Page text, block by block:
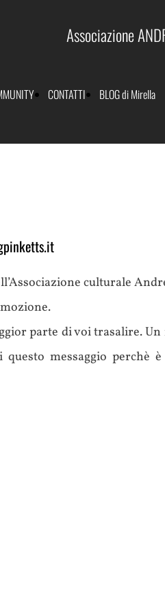
Associazione
CONTATTI BLOG di Mirella
culturale
parte di voi trasalire.
messaggio perchè